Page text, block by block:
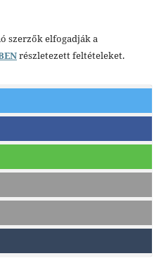
szerzők elfogadják a
részletezett feltételeket.